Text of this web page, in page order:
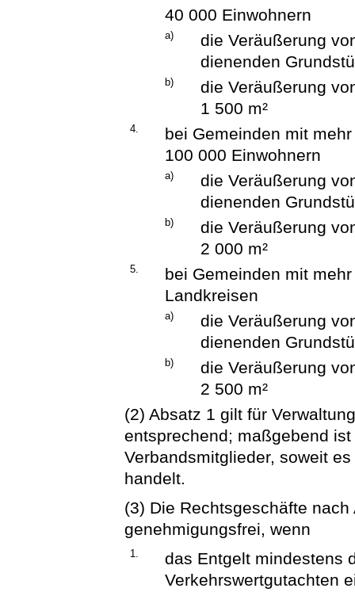
40 000 Einwohnern
a)
die Veräußerung
dienenden
b)
die Veräußerung
1 500 m²
4.
bei Gemeinden mit
100 000 Einwohnern
a)
die Veräußerung
dienenden
b)
die Veräußerung
2 000 m²
5.
bei Gemeinden mit
Landkreisen
a)
die Veräußerung
dienenden
b)
die Veräußerung
2 500 m²
(2) Absatz 1 gilt für
entsprechend; maßgebend
Verbandsmitglieder, soweit
handelt.
(3) Die Rechtsgeschäfte
genehmigungsfrei, wenn
1.
das Entgelt mindestens
Verkehrswertgutachten